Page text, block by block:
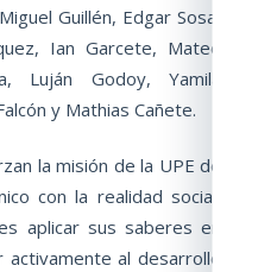
Guillén, Edgar Sosa,
Ian Garcete, Mateo
Luján Godoy, Yamila
y Mathias Cañete.
la misión de la UPE de
con la realidad social,
aplicar sus saberes en
al desarrollo